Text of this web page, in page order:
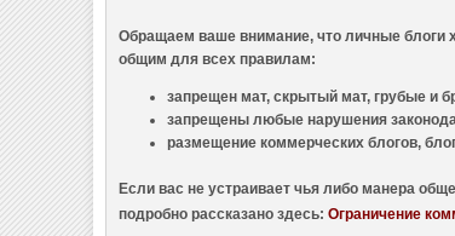
Обращаем ваше внимание, что личные блоги
общим для всех правилам:
запрещен мат, скрытый мат, грубые и
запрещены любые нарушения
размещение коммерческих блогов,
Если вас не устраивает чья либо манера
подробно рассказано здесь:Ограничение